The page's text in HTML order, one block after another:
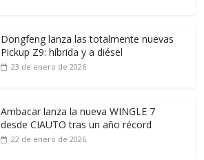
Dongfeng lanza las totalmente nuevas
Pickup Z9: híbrida y a diésel
23 de enero de 2026
Ambacar lanza la nueva WINGLE 7
desde CIAUTO tras un año récord
22 de enero de 2026